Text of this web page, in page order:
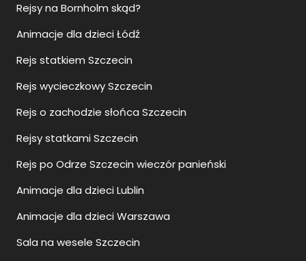
Rejsy na Bornholm skąd?
Animacje dla dzieci Łódź
Rejs statkiem Szczecin
Rejs wycieczkowy Szczecin
Rejs o zachodzie słońca Szczecin
Rejsy statkami Szczecin
Rejs po Odrze Szczecin wieczór panieński
Animacje dla dzieci Lublin
Animacje dla dzieci Warszawa
Sala na wesele Szczecin